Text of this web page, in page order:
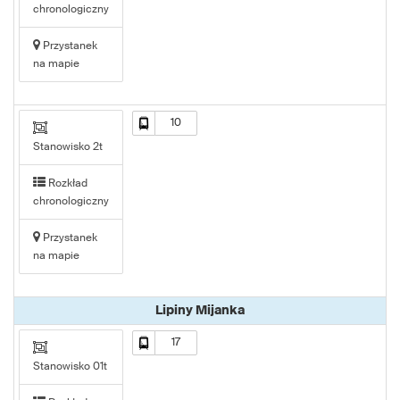
chronologiczny
Przystanek
na mapie
Stanowisko 2t
Rozkład
chronologiczny
Przystanek
na mapie
10
Lipiny Mijanka
Stanowisko 01t
17